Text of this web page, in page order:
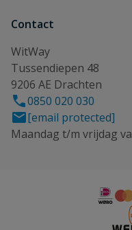
Contact
WitWay
Tussendiepen 48
9206 AE Drachten
0850 020 030
[email protected]
Maandag t/m vrijdag